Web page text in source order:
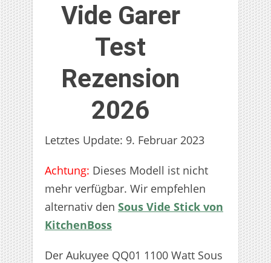
Vide Garer
Test
Rezension
2026
Letztes Update: 9. Februar 2023
Achtung: Dieses Modell ist nicht
mehr verfügbar. Wir empfehlen
alternativ den Sous Vide Stick von
KitchenBoss
Der Aukuyee QQ01 1100 Watt Sous